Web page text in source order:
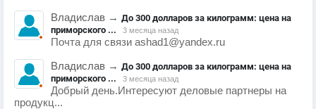
Владислав → До 300 долларов за килограмм: цена на
приморского ...
3 месяца назад
Почта для связи ashad1@yandex.ru
Владислав → До 300 долларов за килограмм: цена на
приморского ...
3 месяца назад
Добрый день.Интересуют деловые партнеры на
продукц...